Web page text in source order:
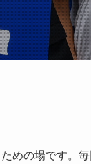
めの場です。